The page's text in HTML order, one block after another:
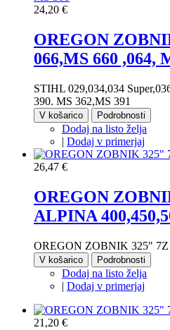
24,20 €
OREGON
066,MS 660 ,064,
STIHL 029,034,034
390. MS 362,MS 391
V košarico Podrobnosti
Dodaj na listo želja
| Dodaj v primerjaj
26,47 €
OREGON
ALPINA
OREGON ZOBNIK 325"
V košarico Podrobnosti
Dodaj na listo želja
| Dodaj v primerjaj
21,20 €